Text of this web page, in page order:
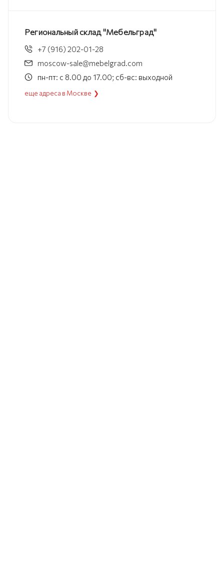
Региональный склад "Мебельград"
+7 (916) 202-01-28
moscow-sale@mebelgrad.com
пн-пт: с 8.00 до 17.00; сб-вс: выходной
еще адреса в Москве ❯